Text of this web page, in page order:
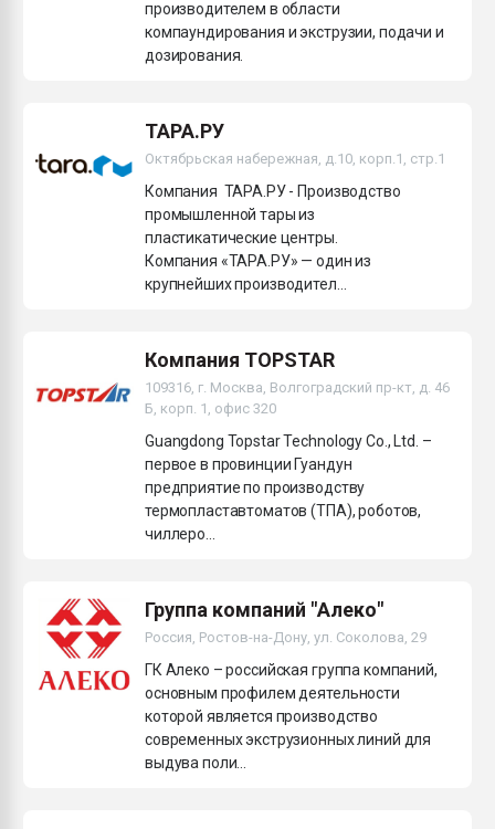
производителем в области
компаундирования и экструзии, подачи и
дозирования.
ТАРА.РУ
Октябрьская набережная, д.10, корп.1, стр.1
Компания ТАРА.РУ - Производство
промышленной тары из
пластикатические центры.
Компания «ТАРА.РУ» — один из
крупнейших производител...
Компания TOPSTAR
109316, г. Москва, Волгоградский пр-кт, д. 46
Б, корп. 1, офис 320
Guangdong Topstar Technology Co., Ltd. –
первое в провинции Гуандун
предприятие по производству
термопластавтоматов (ТПА), роботов,
чиллеро...
Группа компаний "Алеко"
Россия, Ростов-на-Дону, ул. Соколова, 29
ГК Алеко – российская группа компаний,
основным профилем деятельности
которой является производство
современных экструзионных линий для
выдува поли...